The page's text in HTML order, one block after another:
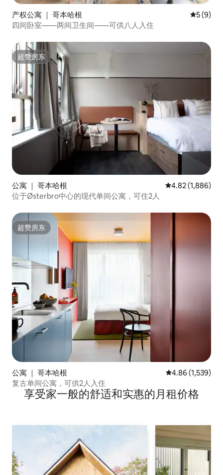
产权公寓 ｜ 哥本哈根 平均评分
5 (9)
四间卧室——两间卫生间——可供八人入住
超赞房东
超赞房东
公寓 ｜ 哥本哈根 平均评分 4.82 分
4.82 (1,886)
位于Østerbro中心的现代单间公寓，可住2人
超赞房东
超赞房东
公寓 ｜ 哥本哈根 平均评分 4.86
4.86 (1,539)
复古单间公寓，可供2人入住
享受家一般的舒适和实惠的月租价格